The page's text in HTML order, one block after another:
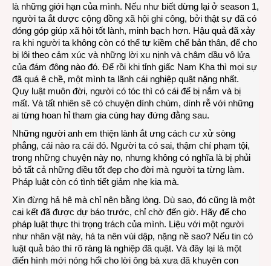
là những giới hạn của mình. Nếu như biết dừng lại ở season 1,
người ta ắt dược cộng đồng xã hội ghi công, bởi thật sự đã có
đóng góp giúp xã hội tốt lành, minh bạch hơn. Hậu quả đã xảy
ra khi người ta không còn có thể tự kiềm chế bản thân, để cho
bị lôi theo cảm xúc và những lời xu nịnh và châm dầu vô lửa
của đám đông nào đó. Để rồi khi tỉnh giấc Nam Kha thì mọi sự
đã quá ê chề, một mình ta lãnh cái nghiệp quật nặng nhất.
Quy luật muôn đời, người có tóc thì có cái để bị nắm và bị
mất. Và tất nhiên sẽ có chuyện dính chùm, dính rễ với những
ai từng hoan hỉ tham gia cùng hay đứng đằng sau.
Những người anh em thiện lành ắt ưng cách cư xử sòng
phẳng, cái nào ra cái đó. Người ta có sai, thậm chí phạm tội,
trong những chuyện này nọ, nhưng không có nghĩa là bị phủi
bỏ tất cả những điều tốt đẹp cho đời mà người ta từng làm.
Pháp luật còn có tình tiết giảm nhẹ kia mà.
Xin đừng hả hê mà chỉ nên bằng lòng. Dù sao, đó cũng là một
cai kết đã được dự báo trước, chỉ chờ đến giờ. Hãy để cho
pháp luật thực thi trọng trách của mình. Liệu với một người
như nhân vật này, há ta nên vùi dập, nặng nề sao? Nếu tin có
luật quả báo thì rõ ràng là nghiệp đã quật. Và đây lại là một
điển hình mới nóng hổi cho lời ông bà xưa đã khuyên con